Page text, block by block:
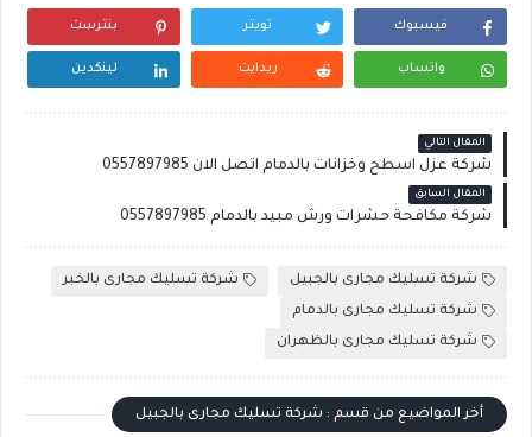
فيسبوك تويتر بنترست
واتساب ريدايت لينكدين
المقال التالي
شركة عزل اسطح وخزانات بالدمام اتصل الان 0557897985
المقال السابق
شركة مكافحة حشرات ورش مبيد بالدمام 0557897985
شركة تسليك مجارى بالجبيل
شركة تسليك مجارى بالخبر
شركة تسليك مجارى بالدمام
شركة تسليك مجارى بالظهران
أخر المواضيع من قسم : شركة تسليك مجارى بالجبيل